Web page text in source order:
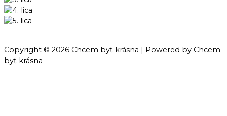
Copyright © 2026 Chcem byť krásna | Powered by Chcem
byť krásna